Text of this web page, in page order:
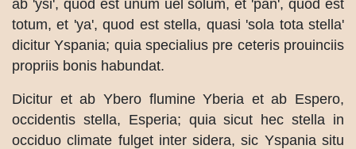
ab 'ysi', quod est unum uel solum, et 'pan', quod est
totum, et 'ya', quod est stella, quasi 'sola tota stella'
dicitur Yspania; quia specialius pre ceteris prouinciis
propriis bonis habundat.
Dicitur et ab Ybero flumine Yberia et ab Espero,
occidentis stella, Esperia; quia sicut hec stella in
occiduo climate fulget inter sidera, sic Yspania situ